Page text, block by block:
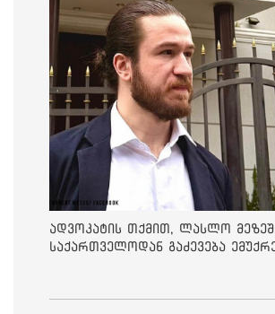
ადვოკატის თქმით, ლასლო
საქართველოდან გაძევება